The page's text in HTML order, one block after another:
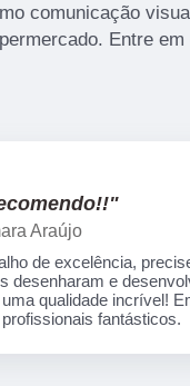
comunicação
Entre
Araújo
de excelência,
desenharam e
qualidade incrível!
fantásticos.